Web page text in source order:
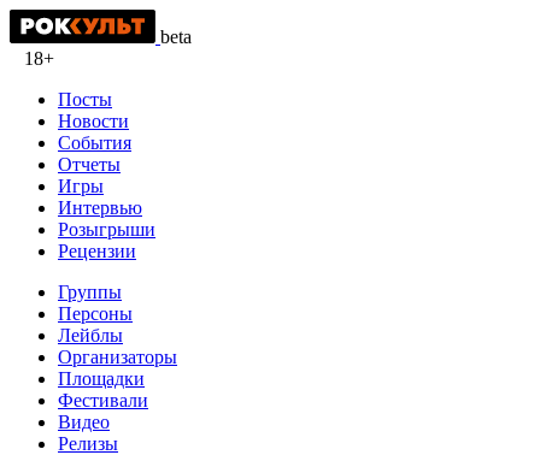
beta
18+
Посты
Новости
События
Отчеты
Игры
Интервью
Розыгрыши
Рецензии
Группы
Персоны
Лейблы
Организаторы
Площадки
Фестивали
Видео
Релизы